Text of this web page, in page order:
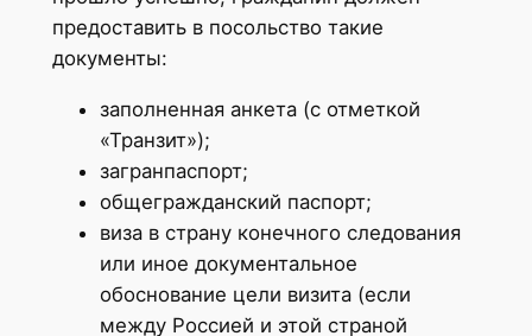
предоставить в посольство такие
документы:
заполненная анкета (с отметкой
«Транзит»);
загранпаспорт;
общегражданский паспорт;
виза в страну конечного следования
или иное документальное
обоснование цели визита (если
между Россией и этой страной